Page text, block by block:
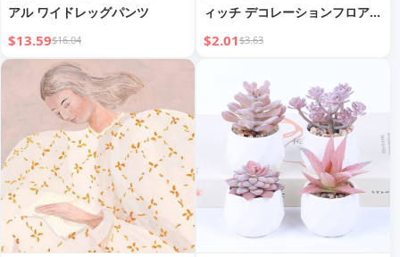
アル ワイドレッグパンツ
$13.59$16.04
ィッチ デコレーションフロアマ
ット ホームエントランス 耐摩
室 快適フットパッド
$2.01$3.63